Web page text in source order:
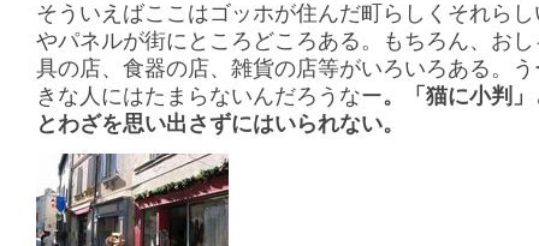
そういえばここはゴッホが住んだ町らしくそれら
やパネルが街にところどころある。もちろん、お
具の店、食器の店、雑貨の店等がいろいろある。
きな人にはたまらないんだろうなー。「猫に小判
とわざを思い出さずにはいられない。